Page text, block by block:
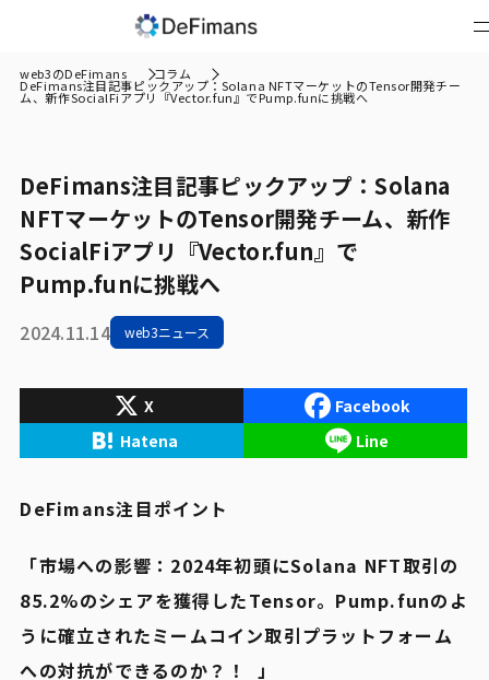
web3のDeFimans コラム
DeFimans注目記事ピックアップ：Solana NFTマーケットのTensor開発チー
ム、新作SocialFiアプリ『Vector.fun』でPump.funに挑戦へ
DeFimans注目記事ピックアップ：Solana
NFTマーケットのTensor開発チーム、新作
SocialFiアプリ『Vector.fun』で
Pump.funに挑戦へ
2024.11.14 web3ニュース
X
Facebook
Hatena
Line
DeFimans注目ポイント
「市場への影響：2024年初頭にSolana NFT取引の
85.2%のシェアを獲得したTensor。Pump.funのよ
うに確立されたミームコイン取引プラットフォーム
への対抗ができるのか？！ 」